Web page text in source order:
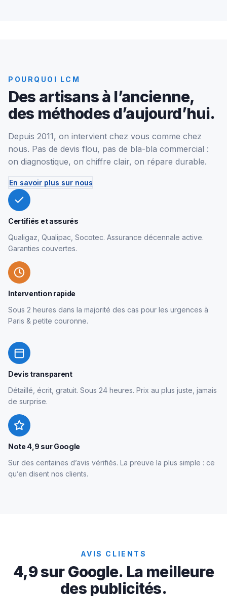
POURQUOI LCM
Des artisans à l’ancienne,
des méthodes d’aujourd’hui.
Depuis 2011, on intervient chez vous comme chez
nous. Pas de devis flou, pas de bla-bla commercial :
on diagnostique, on chiffre clair, on répare durable.
En savoir plus sur nous
Certifiés et assurés
Qualigaz, Qualipac, Socotec. Assurance décennale active.
Garanties couvertes.
Intervention rapide
Sous 2 heures dans la majorité des cas pour les urgences à
Paris & petite couronne.
Devis transparent
Détaillé, écrit, gratuit. Sous 24 heures. Prix au plus juste, jamais
de surprise.
Note 4,9 sur Google
Sur des centaines d’avis vérifiés. La preuve la plus simple : ce
qu’en disent nos clients.
AVIS CLIENTS
4,9 sur Google. La meilleure
des publicités.